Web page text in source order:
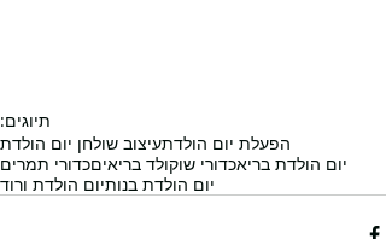
תיוגים:
הפעלת יום הולדתעיצוב שולחן יום הולדת
יום הולדת בריאכדורי שוקולד בריאיםכדורי תמרים
יום הולדת בנותיום הולדת ורוד